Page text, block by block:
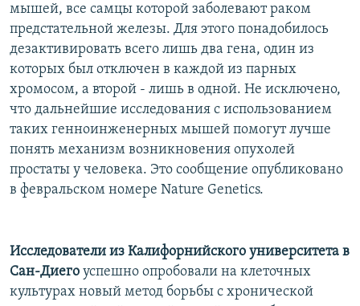
мышей, все самцы которой заболевают раком
предстательной железы. Для этого понадобилось
дезактивировать всего лишь два гена, один из
которых был отключен в каждой из парных
хромосом, а второй - лишь в одной. Не исключено,
что дальнейшие исследования с использованием
таких генноинженерных мышей помогут лучше
понять механизм возникновения опухолей
простаты у человека. Это сообщение опубликовано
в февральском номере Nature Genetics.
Исследователи из Калифорнийского университета в
Сан-Диего успешно опробовали на клеточных
культурах новый метод борьбы с хронической